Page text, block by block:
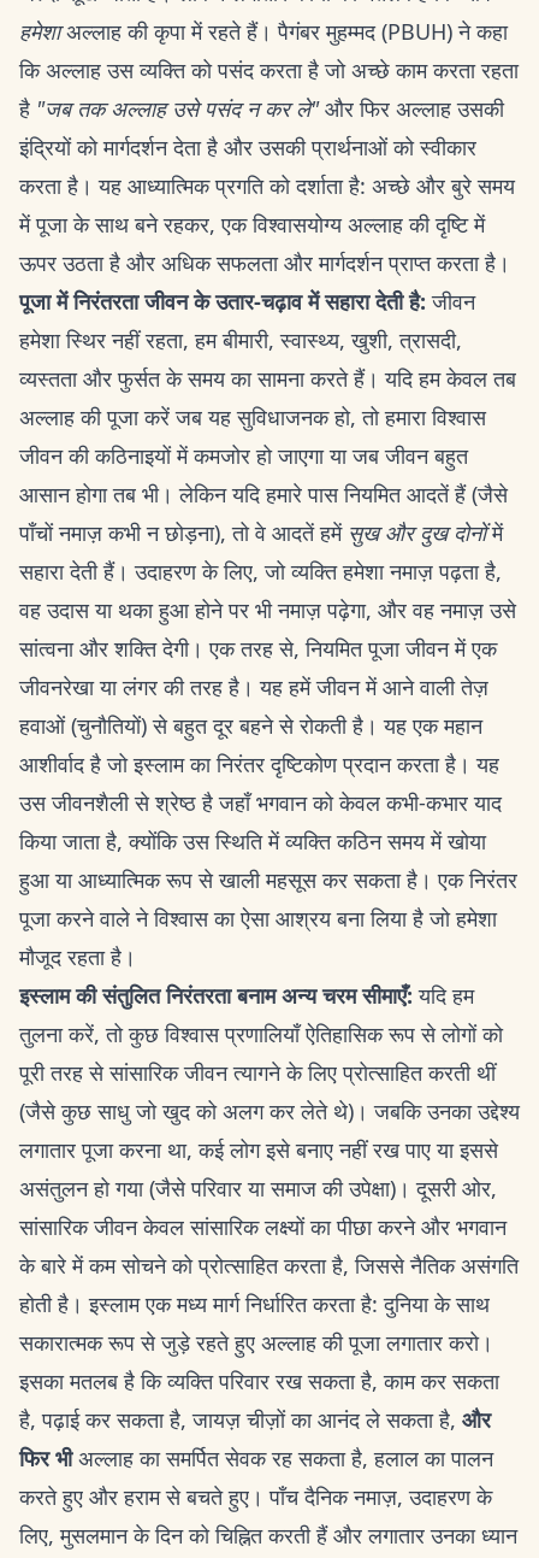
हमेशाअल्लाह की कृपा में रहते हैं। पैगंबर मुहम्मद (PBUH) ने कहा
कि अल्लाह उस व्यक्ति को पसंद करता है जो अच्छे काम करता रहता
है "जब तक अल्लाह उसे पसंद न कर ले"और फिर अल्लाह उसकी
इंद्रियों को मार्गदर्शन देता है और उसकी प्रार्थनाओं को स्वीकार
करता है। यह आध्यात्मिक प्रगति को दर्शाता है: अच्छे और बुरे समय
में पूजा के साथ बने रहकर, एक विश्वासयोग्य अल्लाह की दृष्टि में
ऊपर उठता है और अधिक सफलता और मार्गदर्शन प्राप्त करता है।
पूजा में निरंतरता जीवन के उतार-चढ़ाव में सहारा देती है: जीवन
हमेशा स्थिर नहीं रहता, हम बीमारी, स्वास्थ्य, खुशी, त्रासदी,
व्यस्तता और फुर्सत के समय का सामना करते हैं। यदि हम केवल तब
अल्लाह की पूजा करें जब यह सुविधाजनक हो, तो हमारा विश्वास
जीवन की कठिनाइयों में कमजोर हो जाएगा या जब जीवन बहुत
आसान होगा तब भी। लेकिन यदि हमारे पास नियमित आदतें हैं (जैसे
पाँचों नमाज़ कभी न छोड़ना), तो वे आदतें हमें सुख और दुख दोनोंमें
सहारा देती हैं। उदाहरण के लिए, जो व्यक्ति हमेशा नमाज़ पढ़ता है,
वह उदास या थका हुआ होने पर भी नमाज़ पढ़ेगा, और वह नमाज़ उसे
सांत्वना और शक्ति देगी। एक तरह से, नियमित पूजा जीवन में एक
जीवनरेखा या लंगर की तरह है। यह हमें जीवन में आने वाली तेज़
हवाओं (चुनौतियों) से बहुत दूर बहने से रोकती है। यह एक महान
आशीर्वाद है जो इस्लाम का निरंतर दृष्टिकोण प्रदान करता है। यह
उस जीवनशैली से श्रेष्ठ है जहाँ भगवान को केवल कभी-कभार याद
किया जाता है, क्योंकि उस स्थिति में व्यक्ति कठिन समय में खोया
हुआ या आध्यात्मिक रूप से खाली महसूस कर सकता है। एक निरंतर
पूजा करने वाले ने विश्वास का ऐसा आश्रय बना लिया है जो हमेशा
मौजूद रहता है।
इस्लाम की संतुलित निरंतरता बनाम अन्य चरम सीमाएँ: यदि हम
तुलना करें, तो कुछ विश्वास प्रणालियाँ ऐतिहासिक रूप से लोगों को
पूरी तरह से सांसारिक जीवन त्यागने के लिए प्रोत्साहित करती थीं
(जैसे कुछ साधु जो खुद को अलग कर लेते थे)। जबकि उनका उद्देश्य
लगातार पूजा करना था, कई लोग इसे बनाए नहीं रख पाए या इससे
असंतुलन हो गया (जैसे परिवार या समाज की उपेक्षा)। दूसरी ओर,
सांसारिक जीवन केवल सांसारिक लक्ष्यों का पीछा करने और भगवान
के बारे में कम सोचने को प्रोत्साहित करता है, जिससे नैतिक असंगति
होती है। इस्लाम एक मध्य मार्ग निर्धारित करता है: दुनिया के साथ
सकारात्मक रूप से जुड़े रहते हुए अल्लाह की पूजा लगातार करो।
इसका मतलब है कि व्यक्ति परिवार रख सकता है, काम कर सकता
है, पढ़ाई कर सकता है, जायज़ चीज़ों का आनंद ले सकता है, और
फिर भीअल्लाह का समर्पित सेवक रह सकता है, हलाल का पालन
करते हुए और हराम से बचते हुए। पाँच दैनिक नमाज़, उदाहरण के
लिए, मुसलमान के दिन को चिह्नित करती हैं और लगातार उनका ध्यान